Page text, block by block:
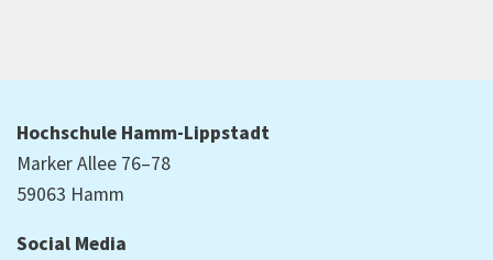
Hochschule Hamm-Lippstadt
Marker Allee 76–78
59063 Hamm
Social Media